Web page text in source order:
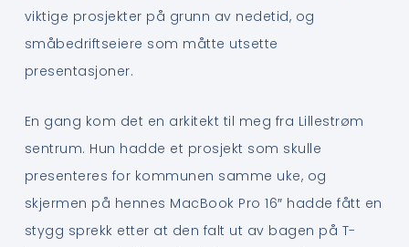
viktige prosjekter på grunn av nedetid, og
småbedriftseiere som måtte utsette
presentasjoner.
En gang kom det en arkitekt til meg fra Lillestrøm
sentrum. Hun hadde et prosjekt som skulle
presenteres for kommunen samme uke, og
skjermen på hennes MacBook Pro 16″ hadde fått en
stygg sprekk etter at den falt ut av bagen på T-